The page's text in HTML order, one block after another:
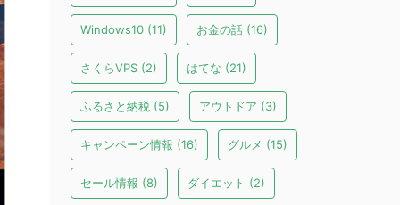
Windows10 (11) お金の話 (16)
さくらVPS (2) はてな (21)
ふるさと納税 (5) アウトドア (3)
キャンペーン情報 (16) グルメ (15)
セール情報 (8) ダイエット (2)